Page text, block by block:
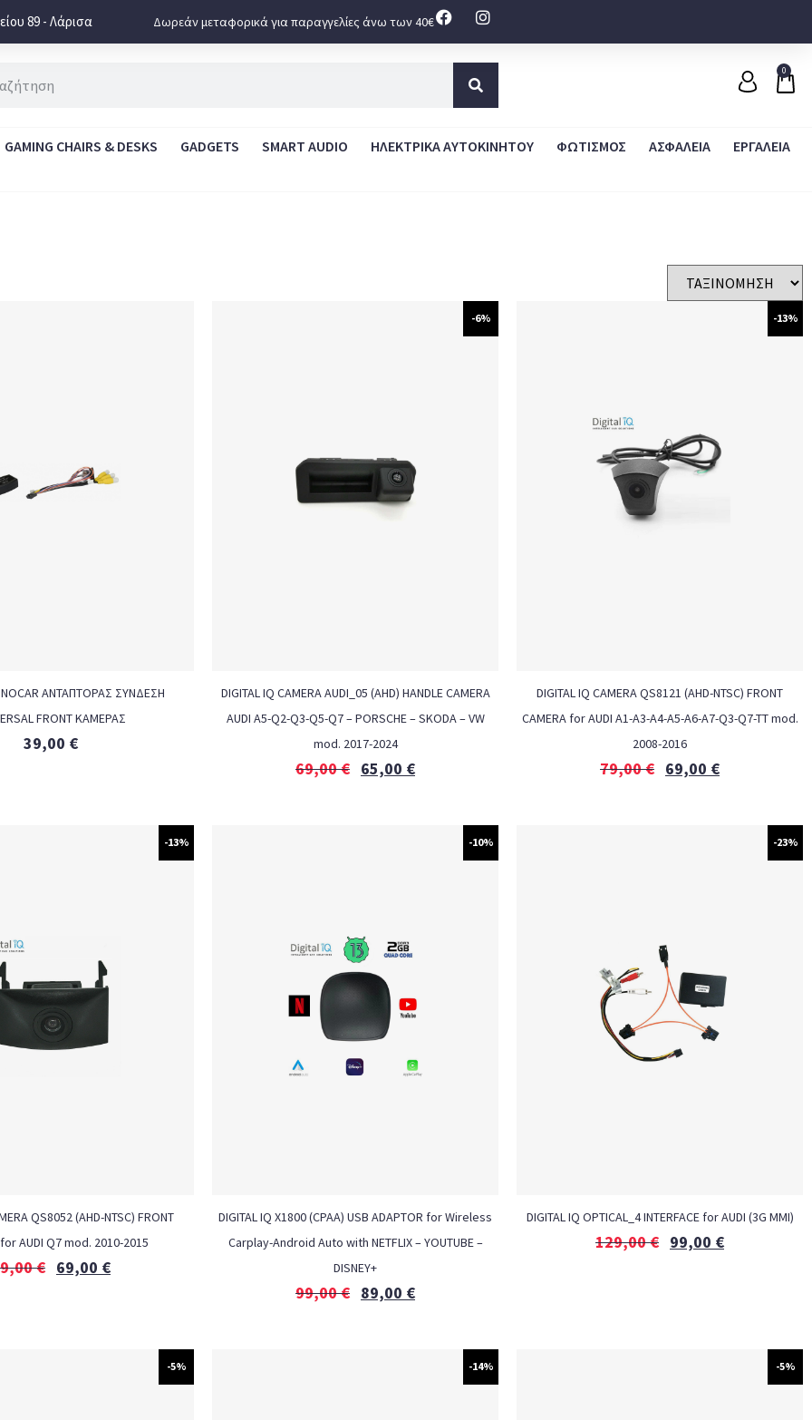
89 - Λάρισα Δωρεάν μεταφορικά για παραγγελίες άνω των 40€
0
GAMING CHAIRS & DESKS GADGETS SMART AUDIO ΗΛΕΚΤΡΙΚΑ ΑΥΤΟΚΙΝΗΤΟΥ ΦΩΤΙΣΜΟΣ ΑΣΦΑΛΕΙΑ ΕΡΓΑΛΕΙΑ
ΑΝΤΑΠΤΟΡΑΣ ΣΥΝΔΕΣΗ
FRONT ΚΑΜΕΡΑΣ
39,00 €
-6%
DIGITAL IQ CAMERA AUDI_05 (AHD) HANDLE CAMERA
AUDI A5-Q2-Q3-Q5-Q7 – PORSCHE – SKODA – VW
mod. 2017-2024
69,00€ 65,00 €
-13%
DIGITAL IQ CAMERA QS8121 (AHD-NTSC) FRONT
CAMERA for AUDI A1-A3-A4-A5-A6-A7-Q3-Q7-TT mod.
2008-2016
79,00€ 69,00 €
-13%
QS8052 (AHD-NTSC) FRONT
AUDI Q7 mod. 2010-2015
€ 69,00 €
-10%
DIGITAL IQ X1800 (CPAA) USB ADAPTOR for Wireless
Carplay-Android Auto with NETFLIX – YOUTUBE –
DISNEY+
99,00€ 89,00 €
-23%
DIGITAL IQ OPTICAL_4 INTERFACE for AUDI (3G MMI)
129,00€ 99,00 €
-5% -14% -5%